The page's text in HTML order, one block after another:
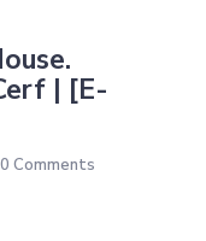
| [E-
0 Comments